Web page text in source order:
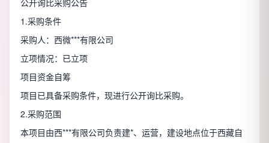
公开询比采购公告
1.采购条件
采购人：西微***有限公司
立项情况：已立项
项目资金自筹
项目已具备采购条件，现进行公开询比采购。
2.采购范围
本项目由西***有限公司负责建*、运营，建设地点位于西藏自